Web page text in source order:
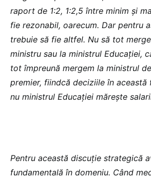
raport de 1:2, 1:2,5 între minim și
fie rezonabil, oarecum. Dar pentru
trebuie să fie altfel. Nu să tot
ministru sau la ministrul Educației,
tot împreună mergem la ministrul
premier, fiindcă deciziile în această
nu ministrul Educației mărește
Pentru această discuție strategică
fundamentală în domeniu. Când